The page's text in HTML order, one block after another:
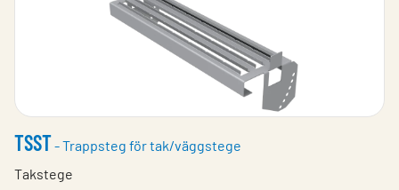
TSST- Trappsteg för tak/väggstege
Takstege